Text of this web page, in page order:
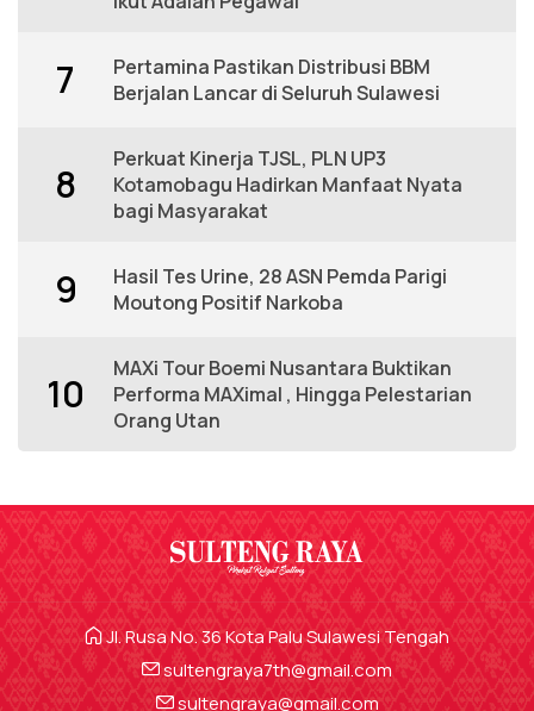
7
Pertamina Pastikan Distribusi BBM
Berjalan Lancar di Seluruh Sulawesi
8
Perkuat Kinerja TJSL, PLN UP3
Kotamobagu Hadirkan Manfaat Nyata
bagi Masyarakat
9
Hasil Tes Urine, 28 ASN Pemda Parigi
Moutong Positif Narkoba
10
MAXi Tour Boemi Nusantara Buktikan
Performa MAXimal , Hingga Pelestarian
Orang Utan
Jl. Rusa No. 36 Kota Palu Sulawesi Tengah
sultengraya7th@gmail.com
sultengraya@gmail.com